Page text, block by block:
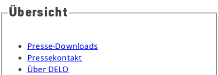
Übersicht
Presse-Downloads
Pressekontakt
Über DELO